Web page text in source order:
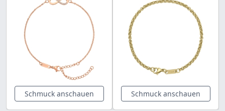
Schmuck anschauen Schmuck anschauen